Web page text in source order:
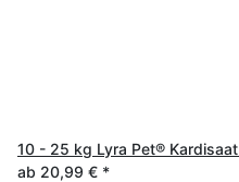
10 - 25 kg Lyra Pet® Kardisaat
ab 20,99 € *